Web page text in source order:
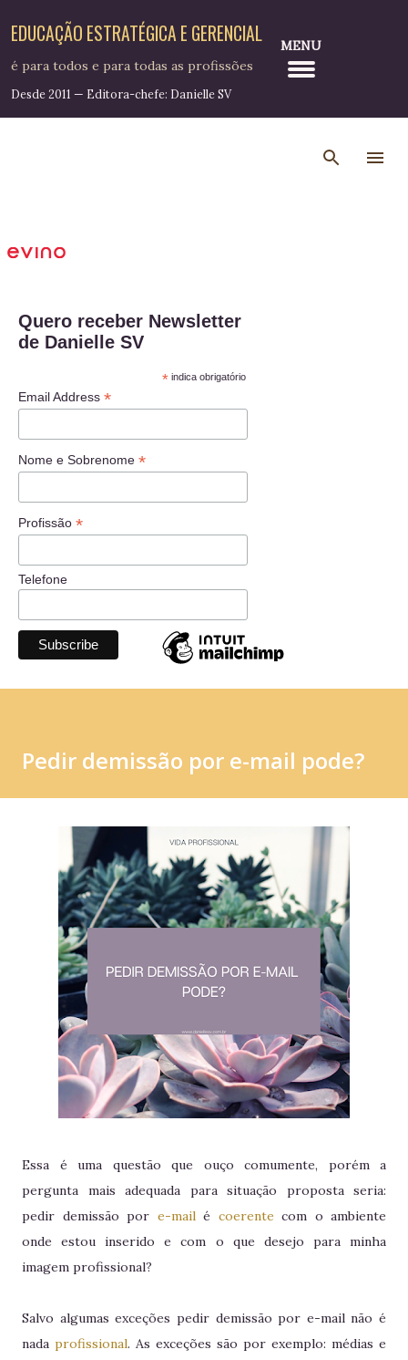
Pular para o conteúdo principal
EDUCAÇÃO ESTRATÉGICA E GERENCIAL
é para todos e para todas as profissões
Desde 2011 — Editora-chefe: Danielle SV
MENU
Quero receber Newsletter
de Danielle SV
*indica obrigatório
Email Address *
Nome e Sobrenome *
Profissão *
Telefone
Pedir demissão por e-mail pode?
Essa é uma questão que ouço comumente, porém a
pergunta mais adequada para situação proposta seria:
pedir demissão por e-mailé coerente com o ambiente
onde estou inserido e com o que desejo para minha
imagem profissional?
Salvo algumas exceções pedir demissão por e-mail não é
nada profissional. As exceções são por exemplo: médias e